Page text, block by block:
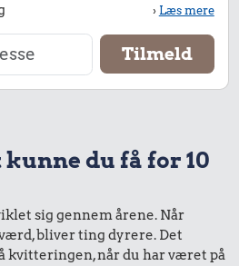
›Læs mere
kunne du få for 10
sig gennem årene. Når
bliver ting dyrere. Det
kvitteringen, når du har været på